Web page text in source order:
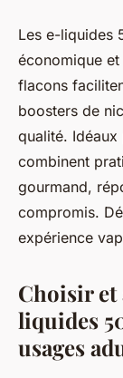
Les
goût et
Samuel•18
Les e-liquides
économique
flacons
boosters de
qualité.
combinent
gourmand,
compromis.
expérience
Choisir et
liquides
usages